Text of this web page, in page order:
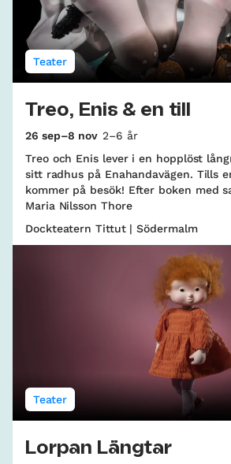
Teater
Treo, Enis & en till
26 sep–8 nov 2–6 år
Treo och Enis lever i en hopplöst
sitt radhus på Enahandavägen. Tills
kommer på besök! Efter boken med
Maria Nilsson Thore
Dockteatern Tittut | Södermalm
Teater
Lorpan Längtar